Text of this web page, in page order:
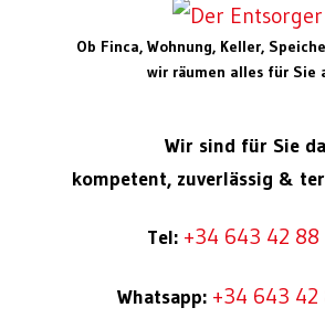
Ob Finca, Wohnung, Keller,
wir räumen alles für Sie
Wir sind für Sie
kompetent, zuverlässig &
Tel: +34 643 42 88
Whatsapp: +34 643 42